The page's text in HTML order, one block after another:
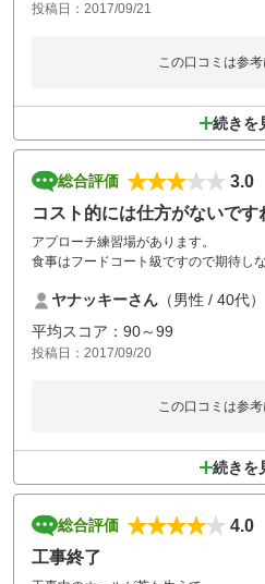
投稿日：2017/09/21
この口コミは参
続きを
総合評価
3.0
コスト的には仕方がないです
アプローチ練習場があります。
食事はフードコート級ですので期待し
でした。
全体としてはコスト的には仕方がないで
ヤナッキーさん （男性 / 40代）
平均スコア：90～99
投稿日：2017/09/20
この口コミは参
続きを
総合評価
4.0
工事終了